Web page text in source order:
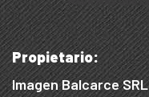
Propietario:
Imagen Balcarce SRL